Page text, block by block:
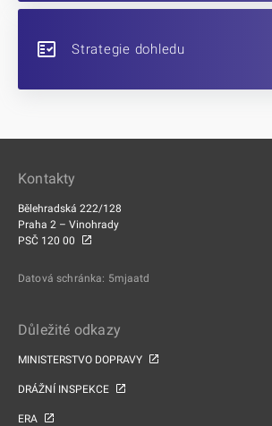
Strategie dohledu
Kontakty
Bělehradská 222/128
Praha 2 – Vinohrady
PSČ 120 00
Datová schránka: 5mjaatd
Důležité odkazy
MINISTERSTVO DOPRAVY
DRÁŽNÍ INSPEKCE
ERA